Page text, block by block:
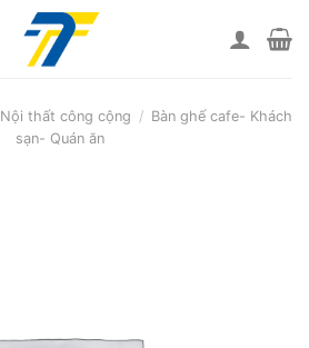
Nội thất công cộng / Bàn ghế cafe- Khách
sạn- Quán ăn